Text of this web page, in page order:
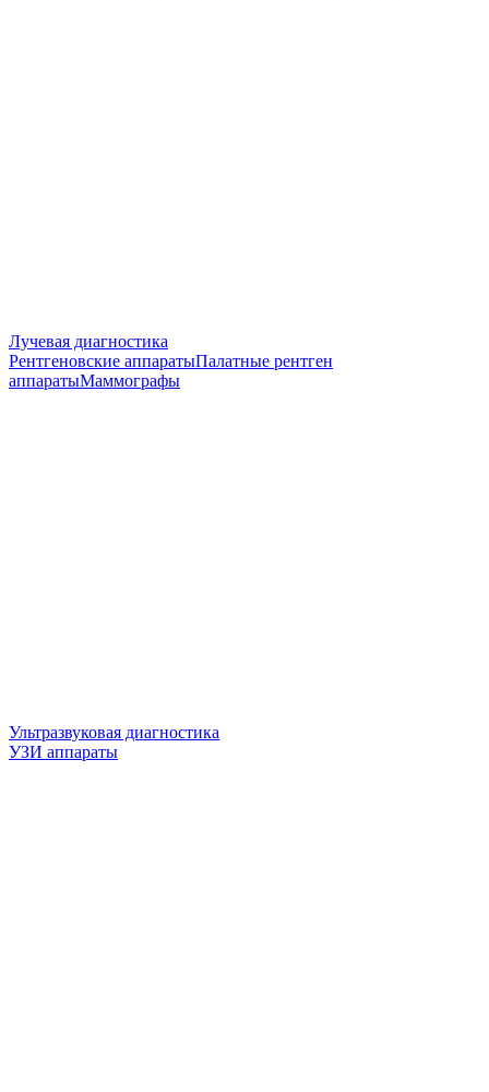
Лучевая диагностика
Рентгеновские аппаратыПалатные рентген
аппаратыМаммографы
Ультразвуковая диагностика
УЗИ аппараты